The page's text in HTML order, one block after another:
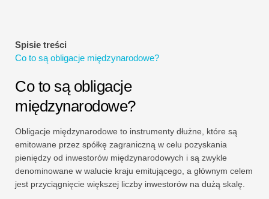
Spisie treści
Co to są obligacje międzynarodowe?
Co to są obligacje
międzynarodowe?
Obligacje międzynarodowe to instrumenty dłużne, które są
emitowane przez spółkę zagraniczną w celu pozyskania
pieniędzy od inwestorów międzynarodowych i są zwykle
denominowane w walucie kraju emitującego, a głównym celem
jest przyciągnięcie większej liczby inwestorów na dużą skalę.